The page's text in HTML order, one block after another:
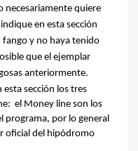
necesariamente quiere
en esta sección
fango y no haya tenido
que el ejemplar
anteriormente.
esta sección los tres
el Money line son los
programa, por lo general
oficial del hipódromo